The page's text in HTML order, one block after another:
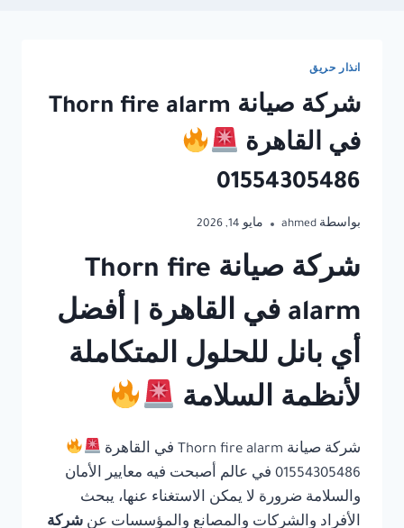
انذار حريق
شركة صيانة Thorn fire alarm
في القاهرة
01554305486
بواسطة ahmed مايو 14, 2026
شركة صيانة Thorn fire
alarm في القاهرة | أفضل
أي بانل للحلول المتكاملة
لأنظمة السلامة
شركة صيانة Thorn fire alarm في القاهرة
01554305486 في عالم أصبحت فيه معايير الأمان
والسلامة ضرورة لا يمكن الاستغناء عنها، يبحث
الأفراد والشركات والمصانع والمؤسسات عن شركة